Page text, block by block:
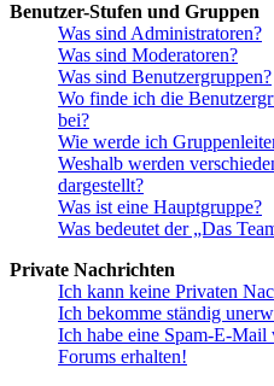
Benutzer-Stufen und Gruppen
Was sind Administratoren?
Was sind Moderatoren?
Was sind Benutzergruppen?
Wo finde ich die
bei?
Wie werde ich
Weshalb werden
dargestellt?
Was ist eine Hauptgruppe?
Was bedeutet der „Das
Private Nachrichten
Ich kann keine Privaten
Ich bekomme ständig
Ich habe eine Spam-E-
Forums erhalten!